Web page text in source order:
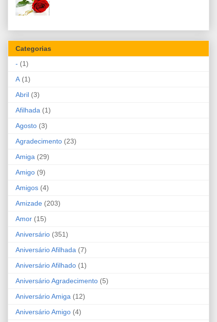
Categorias
- (1)
A (1)
Abril (3)
Afilhada (1)
Agosto (3)
Agradecimento (23)
Amiga (29)
Amigo (9)
Amigos (4)
Amizade (203)
Amor (15)
Aniversário (351)
Aniversário Afilhada (7)
Aniversário Afilhado (1)
Aniversário Agradecimento (5)
Aniversário Amiga (12)
Aniversário Amigo (4)